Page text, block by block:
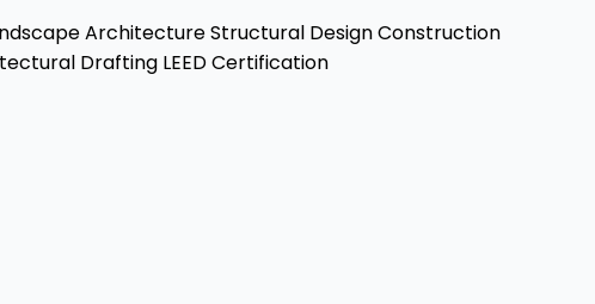
ArchitectureStructural DesignConstruction
Drafting LEED Certification